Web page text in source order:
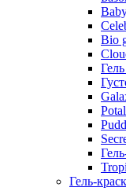
Bio
Гель-